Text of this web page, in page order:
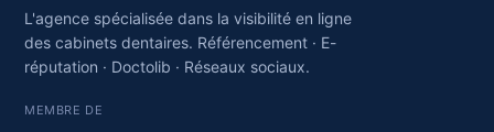
L'agence spécialisée dans la visibilité en ligne
des cabinets dentaires. Référencement · E-
réputation · Doctolib · Réseaux sociaux.
MEMBRE DE